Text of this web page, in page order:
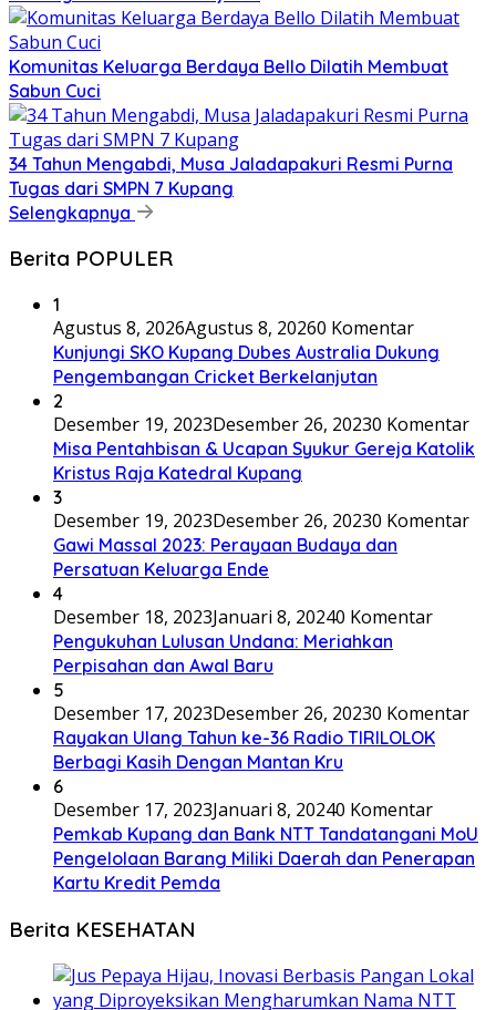
Komunitas Keluarga Berdaya Bello Dilatih Membuat
Sabun Cuci
34 Tahun Mengabdi, Musa Jaladapakuri Resmi Purna
Tugas dari SMPN 7 Kupang
Selengkapnya
Berita POPULER
1
Agustus 8, 2026Agustus 8, 20260 Komentar
Kunjungi SKO Kupang Dubes Australia Dukung
Pengembangan Cricket Berkelanjutan
2
Desember 19, 2023Desember 26, 20230 Komentar
Misa Pentahbisan & Ucapan Syukur Gereja Katolik
Kristus Raja Katedral Kupang
3
Desember 19, 2023Desember 26, 20230 Komentar
Gawi Massal 2023: Perayaan Budaya dan
Persatuan Keluarga Ende
4
Desember 18, 2023Januari 8, 20240 Komentar
Pengukuhan Lulusan Undana: Meriahkan
Perpisahan dan Awal Baru
5
Desember 17, 2023Desember 26, 20230 Komentar
Rayakan Ulang Tahun ke-36 Radio TIRILOLOK
Berbagi Kasih Dengan Mantan Kru
6
Desember 17, 2023Januari 8, 20240 Komentar
Pemkab Kupang dan Bank NTT Tandatangani MoU
Pengelolaan Barang Miliki Daerah dan Penerapan
Kartu Kredit Pemda
Berita KESEHATAN